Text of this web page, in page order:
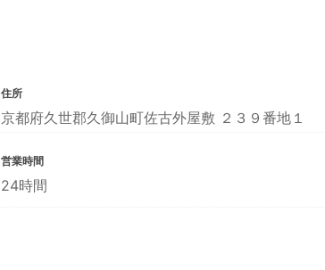
住所
京都府久世郡久御山町佐古外屋敷 ２３９番地１
営業時間
24時間